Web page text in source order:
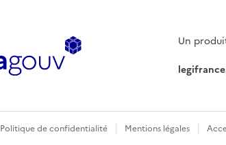
Un
Politique de confidentialité Mentions légales